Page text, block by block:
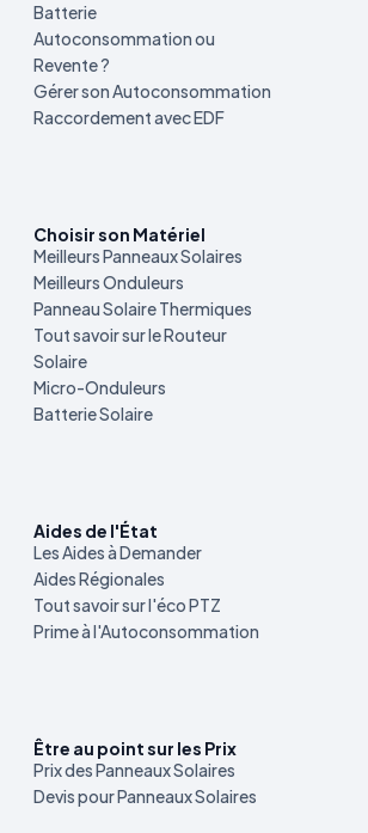
Batterie
Autoconsommation ou
Revente ?
Gérer son Autoconsommation
Raccordement avec EDF
Choisir son Matériel
Meilleurs Panneaux Solaires
Meilleurs Onduleurs
Panneau Solaire Thermiques
Tout savoir sur le Routeur
Solaire
Micro-Onduleurs
Batterie Solaire
Aides de l'État
Les Aides à Demander
Aides Régionales
Tout savoir sur l'éco PTZ
Prime à l'Autoconsommation
Être au point sur les Prix
Prix des Panneaux Solaires
Devis pour Panneaux Solaires